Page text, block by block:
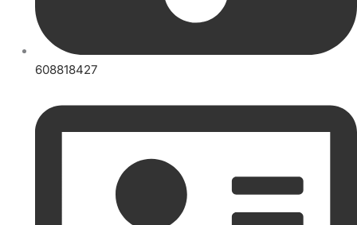
608818427